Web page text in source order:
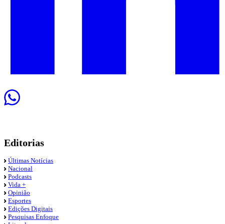
Editorias
Últimas Notícias
Nacional
Podcasts
Vida +
Opinião
Esportes
Edições Digitais
Pesquisas Enfoque